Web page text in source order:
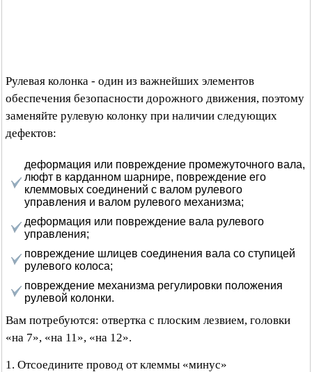
Рулевая колонка - один из важнейших элементов
обеспечения безопасности дорожного движения, поэтому
заменяйте рулевую колонку при наличии следующих
дефектов:
деформация или повреждение промежуточного вала,
люфт в карданном шарнире, повреждение его
клеммовых соединений с валом рулевого
управления и валом рулевого механизма;
деформация или повреждение вала рулевого
управления;
повреждение шлицев соединения вала со ступицей
рулевого колоса;
повреждение механизма регулировки положения
рулевой колонки.
Вам потребуются: отвертка с плоским лезвием, головки
«на 7», «на 11», «на 12».
1. Отсоедините провод от клеммы «минус»